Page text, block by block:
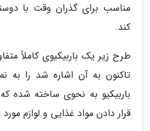
مناسب برای گذران وقت با
کند.
طرح زیر یک باربیکیوی کاملاً
تاکنون به آن اشاره شد را
باربیکیو به نحوی ساخته شده
قرار دادن مواد غذایی و لوازم